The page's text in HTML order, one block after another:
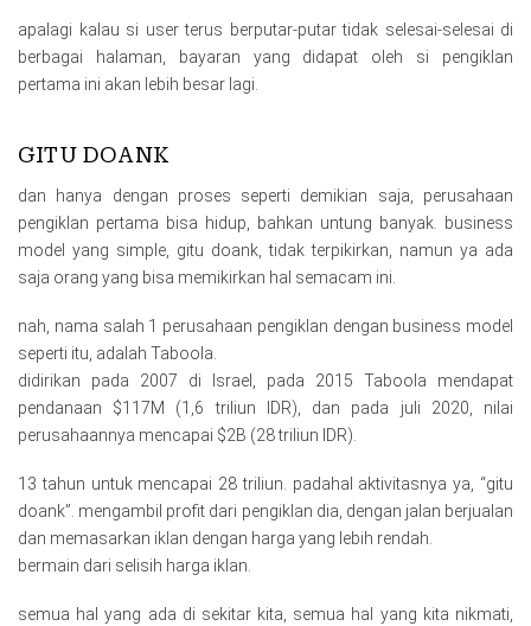
apalagi kalau si user terus berputar-putar tidak selesai-selesai di
berbagai halaman, bayaran yang didapat oleh si pengiklan
pertama ini akan lebih besar lagi.
GITU DOANK
dan hanya dengan proses seperti demikian saja, perusahaan
pengiklan pertama bisa hidup, bahkan untung banyak. business
model yang simple, gitu doank, tidak terpikirkan, namun ya ada
saja orang yang bisa memikirkan hal semacam ini.
nah, nama salah 1 perusahaan pengiklan dengan business model
seperti itu, adalah Taboola.
didirikan pada 2007 di Israel, pada 2015 Taboola mendapat
pendanaan $117M (1,6 triliun IDR), dan pada juli 2020, nilai
perusahaannya mencapai $2B (28 triliun IDR).
13 tahun untuk mencapai 28 triliun. padahal aktivitasnya ya, “gitu
doank”. mengambil profit dari pengiklan dia, dengan jalan berjualan
dan memasarkan iklan dengan harga yang lebih rendah.
bermain dari selisih harga iklan.
semua hal yang ada di sekitar kita, semua hal yang kita nikmati,